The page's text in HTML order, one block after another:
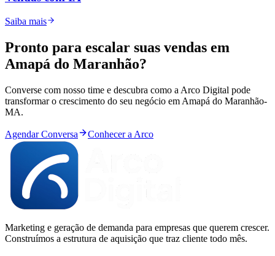
Saiba mais
Pronto para escalar suas vendas em
Amapá do Maranhão?
Converse com nosso time e descubra como a Arco Digital pode
transformar o crescimento do seu negócio em Amapá do Maranhão-
MA.
Agendar Conversa Conhecer a Arco
Marketing e geração de demanda para empresas que querem crescer.
Construímos a estrutura de aquisição que traz cliente todo mês.